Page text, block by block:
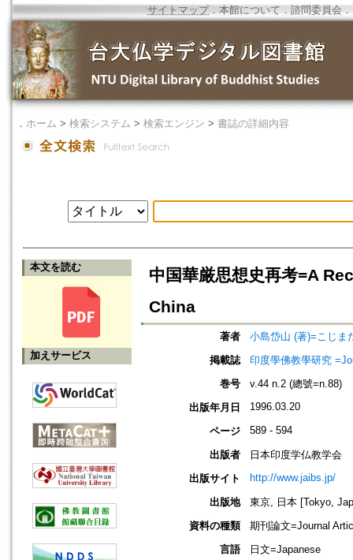
サイトマップ．本館について ． 諮問委員会 ．
． ホーム > 検索システム > 検索エンジン > 書誌の詳細内容
本文を読む
加えサービス
中国華厳思想史再考=A
China
著者
小島岱山 (著)=こじま
掲載誌
印度學佛教學研究
巻号
v.44 n.2 (總號=n.88)
出版年月日
1996.03.20
ページ 589 - 594
出版者
日本印度学仏教学会
出版サイト
http://www.jaibs.jp/
出版地
東京, 日本 [Tokyo,
資料の種類
期刊論文=Journal
言語
日文=Japanese